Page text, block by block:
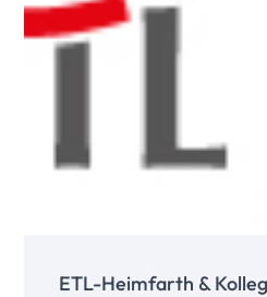
ETL-Heimfarth &